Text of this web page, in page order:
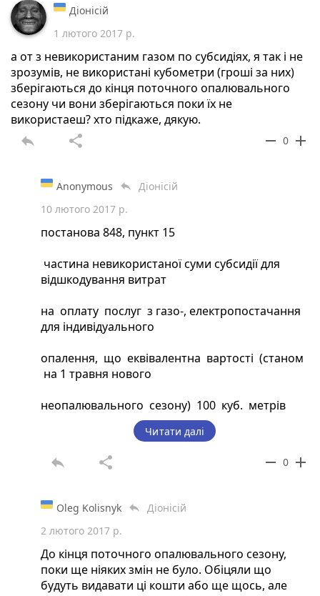
Діонісій
1 лютого 2017 р.
а от з невикористаним газом по субсидіях, я так і не
зрозумів, не використані кубометри (гроші за них)
зберігаються до кінця поточного опалювального
сезону чи вони зберігаються поки їх не
використаеш? хто підкаже, дякую.
reply share remove 0 add
Anonymous reply
Діонісій
10 лютого 2017 р.
постанова 848, пункт 15
частина невикористаної суми субсидії для
відшкодування витрат
на оплату послуг з газо-, електропостачання
для індивідуального
опалення, що еквівалентна вартості (станом
на 1 травня нового
неопалювального сезону) 100 куб. метрів
природного газу або
вартості 150 кВт•г електричної енергії (в разі
використання
природного газу/електричної енергії для
індивідуального опалення),
зараховується виконавцем/виробником як
оплата послуг з газо-,
Читати далі
reply share remove 0 add
Oleg Kolisnyk reply
Діонісій
2 лютого 2017 р.
До кінця поточного опалювального сезону,
поки ще ніяких змін не було. Обіцяли що
будуть видавати ці кошти або ще щось, але